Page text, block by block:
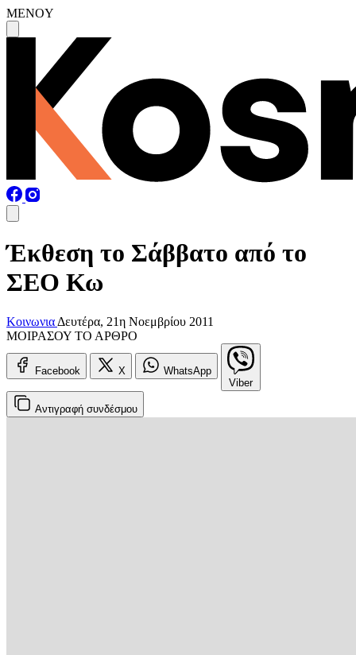
MENOY
Έκθεση το Σάββατο από το
ΣΕΟ Κω
Κοινωνια Δευτέρα, 21η Νοεμβρίου 2011
ΜΟΙΡΑΣΟΥ ΤΟ ΑΡΘΡΟ
Facebook X
WhatsApp
Viber
Αντιγραφή συνδέσμου